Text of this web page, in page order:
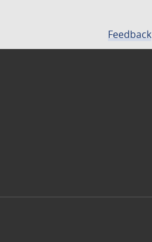
Feedback